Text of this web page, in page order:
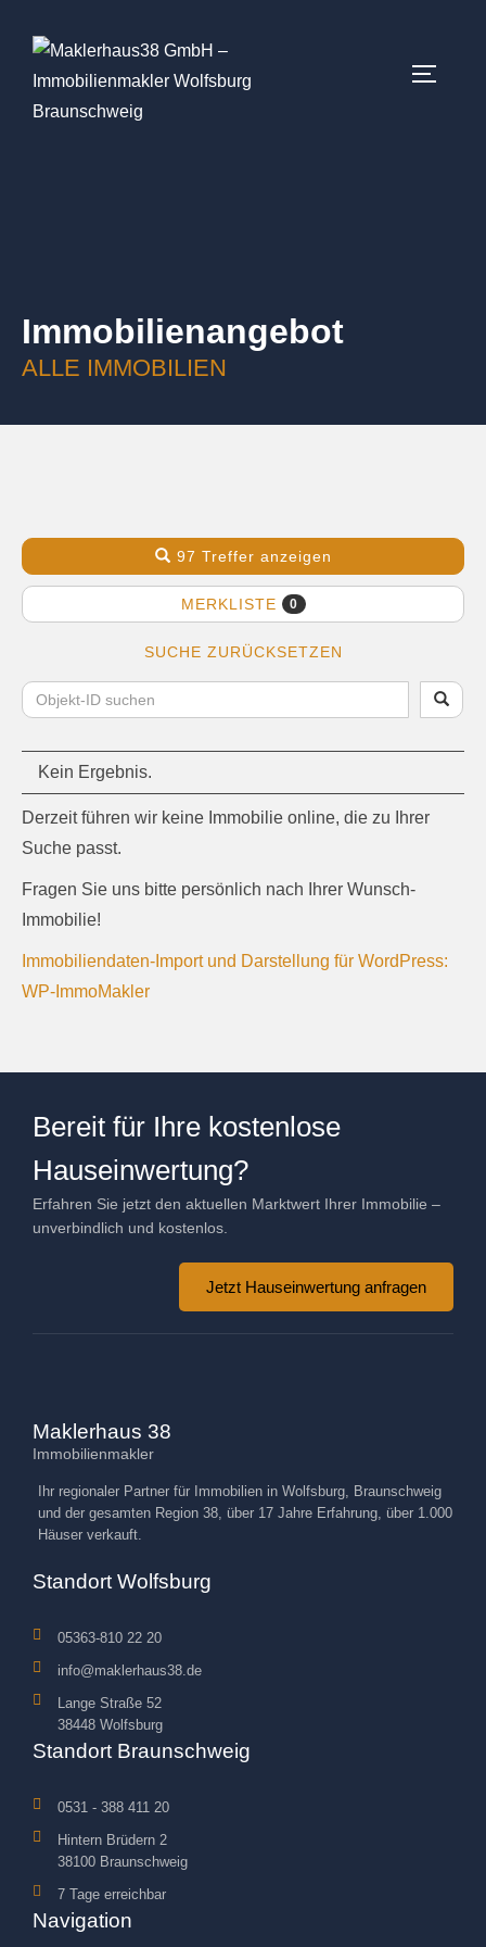
Immobilien­angebot
ALLE IMMOBILIEN
97 Treffer anzeigen
MERKLISTE 0
SUCHE ZURÜCKSETZEN
Kein Ergebnis.
Derzeit führen wir keine Immobilie online, die zu Ihrer
Suche passt.
Fragen Sie uns bitte persönlich nach Ihrer Wunsch-
Immobilie!
Immobiliendaten-Import und Darstellung für WordPress:
WP-ImmoMakler
Bereit für Ihre kostenlose
Hauseinwertung?
Erfahren Sie jetzt den aktuellen Marktwert Ihrer Immobilie –
unverbindlich und kostenlos.
Jetzt Hauseinwertung anfragen
Maklerhaus 38
Immobilienmakler
Ihr regionaler Partner für Immobilien in Wolfsburg, Braunschweig
und der gesamten Region 38, über 17 Jahre Erfahrung, über 1.000
Häuser verkauft.
Standort Wolfsburg
05363-810 22 20
info@maklerhaus38.de
Lange Straße 52
38448 Wolfsburg
Standort Braunschweig
0531 - 388 411 20
Hintern Brüdern 2
38100 Braunschweig
7 Tage erreichbar
Navigation